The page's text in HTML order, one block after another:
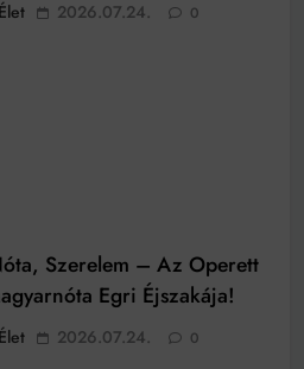
2026.07.24. 0
Szerelem – Az Operett
Egri Éjszakája!
2026.07.24. 0